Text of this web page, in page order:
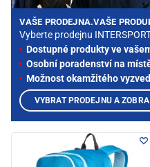
VAŠE PRODEJNA.VAŠE
Vyberte prodejnu
Dostupné produkty ve
Osobní poradenství na
Možnost okamžitého